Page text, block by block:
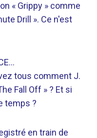
« Grippy » comme
Drill ». Ce n'est
tous comment J.
Fall Off » ? Et si
temps ?
en train de